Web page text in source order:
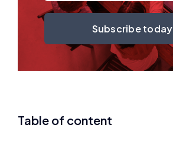
Subscribe today
Table of content